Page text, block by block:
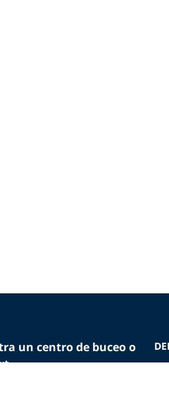
un centro de buceo o